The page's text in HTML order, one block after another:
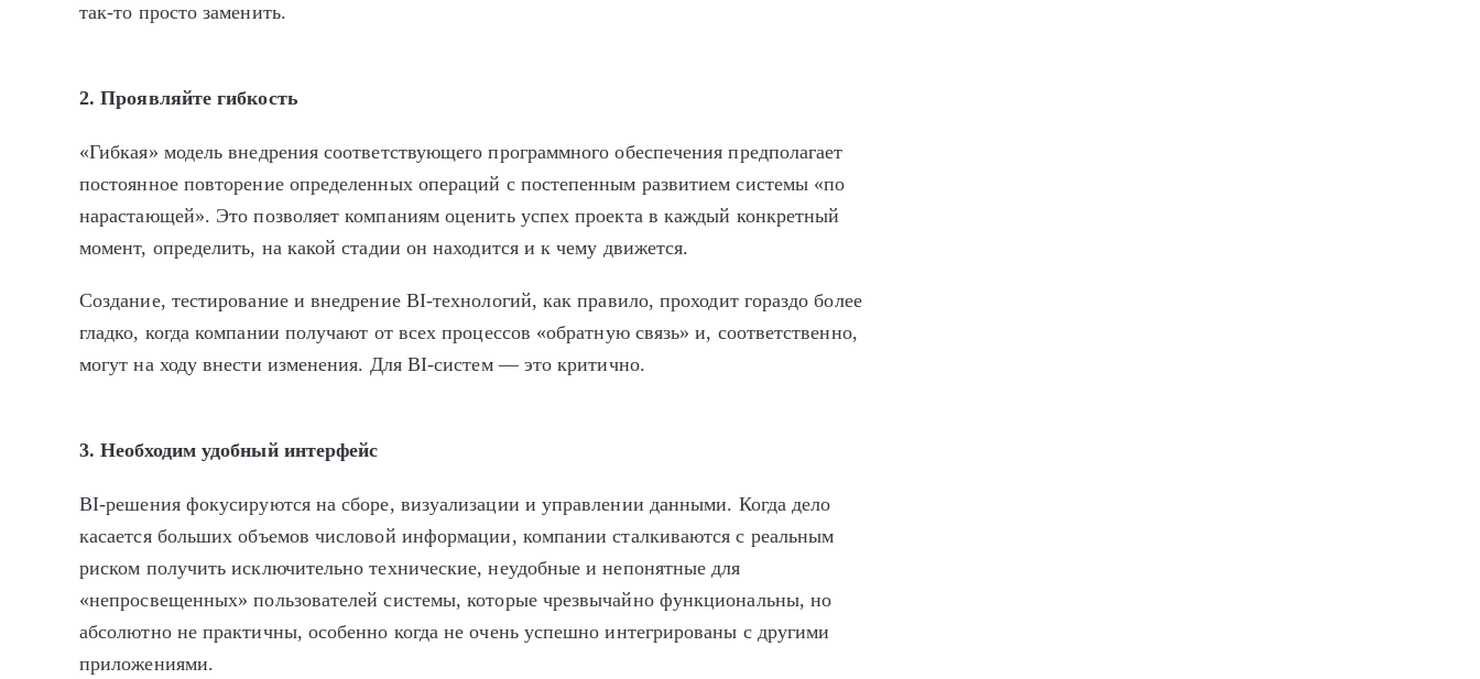
так-то просто заменить.
2. Проявляйте гибкость
«Гибкая» модель внедрения соответствующего программного обеспечения предполагает
постоянное повторение определенных операций с постепенным развитием системы «по
нарастающей». Это позволяет компаниям оценить успех проекта в каждый конкретный
момент, определить, на какой стадии он находится и к чему движется.
Создание, тестирование и внедрение BI-технологий, как правило, проходит гораздо более
гладко, когда компании получают от всех процессов «обратную связь» и, соответственно,
могут на ходу внести изменения. Для BI-систем — это критично.
3. Необходим удобный интерфейс
BI-решения фокусируются на сборе, визуализации и управлении данными. Когда дело
касается больших объемов числовой информации, компании сталкиваются с реальным
риском получить исключительно технические, неудобные и непонятные для
«непросвещенных» пользователей системы, которые чрезвычайно функциональны, но
абсолютно не практичны, особенно когда не очень успешно интегрированы с другими
приложениями.